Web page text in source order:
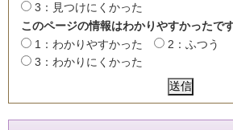
3：見つけにくかった
このページの情報はわかりやすかったで
1：わかりやすかった
2：ふつう
3：わかりにくかった